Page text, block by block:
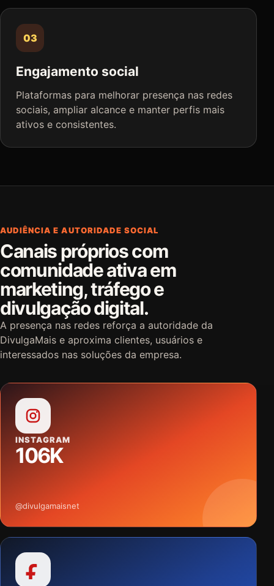
03
Engajamento social
Plataformas para melhorar presença nas redes
sociais, ampliar alcance e manter perfis mais
ativos e consistentes.
AUDIÊNCIA E AUTORIDADE SOCIAL
Canais próprios com
comunidade ativa em
marketing, tráfego e
divulgação digital.
A presença nas redes reforça a autoridade da
DivulgaMais e aproxima clientes, usuários e
interessados nas soluções da empresa.
INSTAGRAM
106K
@divulgamaisnet